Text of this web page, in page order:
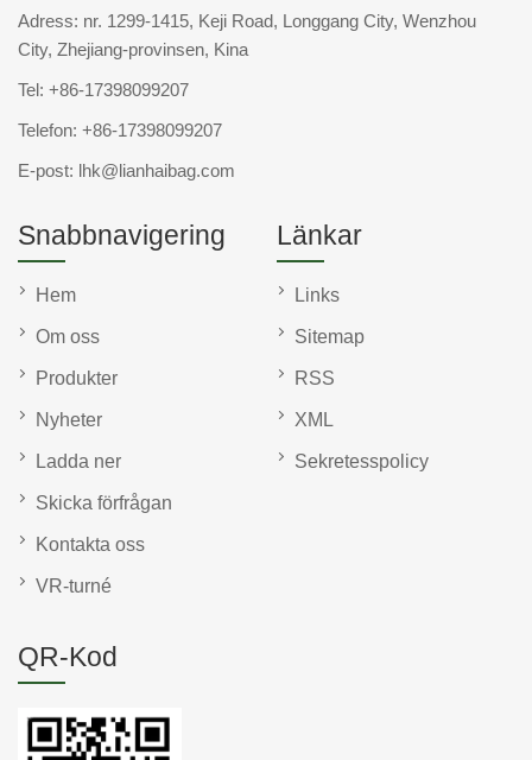
Adress: nr. 1299-1415, Keji Road, Longgang City, Wenzhou
City, Zhejiang-provinsen, Kina
Tel: +86-17398099207
Telefon: +86-17398099207
E-post: lhk@lianhaibag.com
Snabbnavigering
Hem
Om oss
Produkter
Nyheter
Ladda ner
Skicka förfrågan
Kontakta oss
VR-turné
Länkar
Links
Sitemap
RSS
XML
Sekretesspolicy
QR-Kod